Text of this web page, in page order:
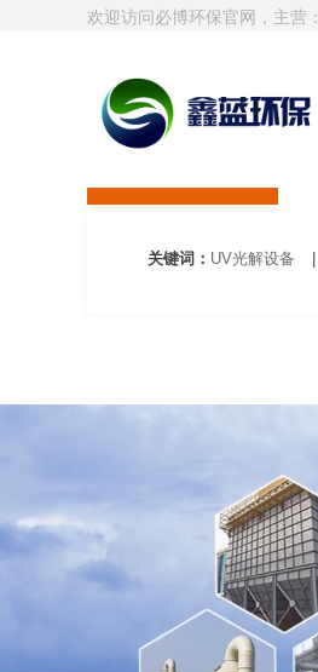
欢迎访问必博环保官网，主营：
关键词： UV光解设备